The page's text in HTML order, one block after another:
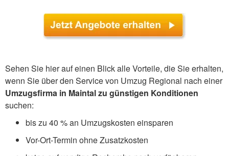
Sehen Sie hier auf einen Blick alle Vorteile, die Sie erhalten,
wenn Sie über den Service von Umzug Regional nach einer
Umzugsfirma in Maintal zu günstigen Konditionen
suchen:
bis zu 40 % an Umzugskosten einsparen
Vor-Ort-Termin ohne Zusatzkosten